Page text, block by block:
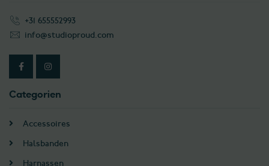
+31 655552993
info@studioproud.com
Categorien
Accessoires
Halsbanden
Harnassen